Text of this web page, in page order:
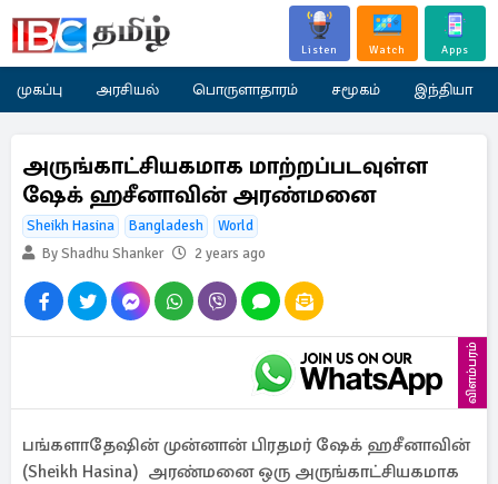
Listen Watch Apps
முகப்பு அரசியல் பொருளாதாரம் சமூகம் இந்தியா
அருங்காட்சியகமாக மாற்றப்படவுள்ள
ஷேக் ஹசீனாவின் அரண்மனை
Sheikh Hasina Bangladesh
World
By Shadhu Shanker
2 years ago
விளம்பரம்
பங்களாதேஷின் முன்னான் பிரதமர் ஷேக் ஹசீனாவின்
(Sheikh Hasina) அரண்மனை ஒரு அருங்காட்சியகமாக